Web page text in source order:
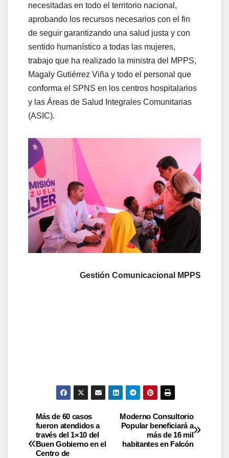
necesitadas en todo el territorio nacional,
aprobando los recursos necesarios con el fin
de seguir garantizando una salud justa y con
sentido humanístico a todas las mujeres,
trabajo que ha realizado la ministra del MPPS,
Magaly Gutiérrez Viña y todo el personal que
conforma el SPNS en los centros hospitalarios
y las Áreas de Salud Integrales Comunitarias
(ASIC).
Gestión Comunicacional MPPS
Moderno Consultorio
Popular beneficiará a
más de 16 mil
habitantes en Falcón
Más de 60 casos
fueron atendidos a
través del 1×10 del
Buen Gobierno en el
Centro de